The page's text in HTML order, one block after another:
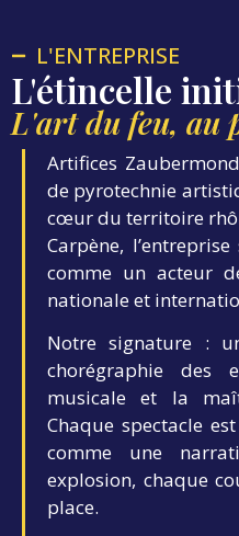
L'ENTREPRISE
L'étincelle
L'art du feu, au
Artifices
de pyrotechnie
cœur du territoire
Carpène,
comme un acteur
nationale et
Notre signature :
chorégraphie des
musicale et la
Chaque spectacle
comme une
explosion, chaque
place.